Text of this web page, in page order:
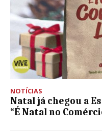
NOTÍCIAS
Natal já chegou a
“É Natal no